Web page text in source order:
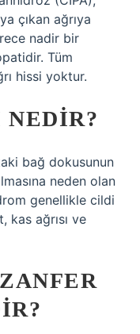
çıkan ağrıya
nadir bir
Tüm
hissi yoktur.
bağ dokusunun
neden olan
genellikle cildi
kas ağrısı ve